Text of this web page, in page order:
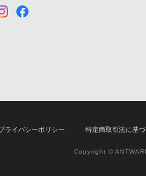
ライバシーポリシー 特定商取引法に基
Copyright ©